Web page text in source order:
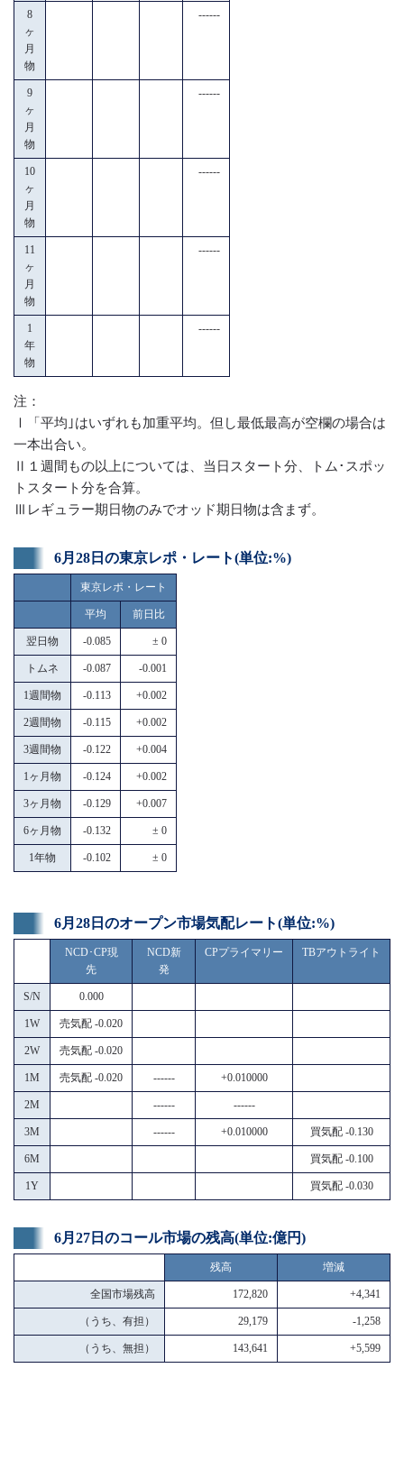
8
ヶ
月
物
------
9
ヶ
月
物
------
10
ヶ
月
物
------
11
ヶ
月
物
------
1
年
物
------
注：
Ⅰ「平均｣はいずれも加重平均。但し最低最高が空欄の場合は
一本出合い。
Ⅱ１週間もの以上については、当日スタート分、トム･スポッ
トスタート分を合算。
Ⅲレギュラー期日物のみでオッド期日物は含まず。
6月28日の東京レポ・レート(単位:%)
東京レポ・レート
平均 前日比
翌日物 -0.085 ± 0
トムネ -0.087 -0.001
1週間物 -0.113 +0.002
2週間物 -0.115 +0.002
3週間物 -0.122 +0.004
1ヶ月物 -0.124 +0.002
3ヶ月物 -0.129 +0.007
6ヶ月物 -0.132 ± 0
1年物 -0.102 ± 0
6月28日のオープン市場気配レート(単位:%)
NCD･CP現
先
NCD新
発
CPプライマリー TBアウトライト
S/N 0.000
1W 売気配 -0.020
2W 売気配 -0.020
1M 売気配 -0.020 ------ +0.010000
2M ------ ------
3M ------ +0.010000 買気配 -0.130
6M 買気配 -0.100
1Y 買気配 -0.030
6月27日のコール市場の残高(単位:億円)
残高 増減
全国市場残高 172,820 +4,341
（うち、有担） 29,179 -1,258
（うち、無担） 143,641 +5,599